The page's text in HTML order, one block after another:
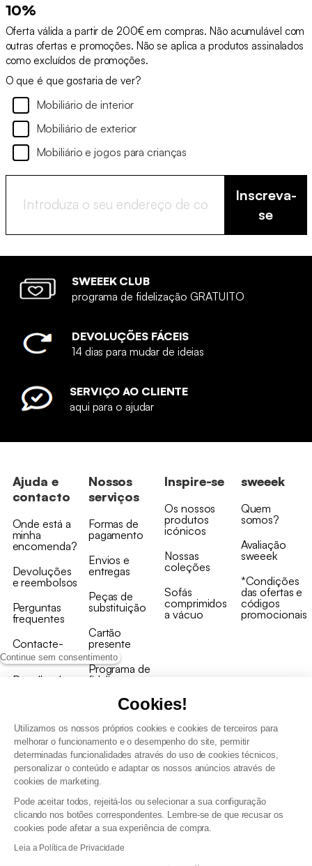
Continue sem consentimento
Cookies!
Utilizamos os nossos próprios cookies e cookies de terceiros para
melhorar o funcionamento e o desempenho do site, permitir
determinadas funcionalidades através do uso de cookies técnicos,
personalizar o conteúdo e adaptar os nossos anúncios através de
cookies de marketing.
Pode aceitar todos, rejeitá-los ou selecionar a sua configuração
clicando nos botões correspondentes. Lembre-se de que recusar os
cookies pode afetar a sua experiência de compra.
Leia a Política de Privacidade
10%
Oferta válida a partir de 200€ em compras. Não acumulável com
outras ofertas e promoções. Não se aplica a produtos assinalados
como excluídos de promoções.
O que é que gostaria de ver?
Mobiliário de interior
Mobiliário de exterior
Mobiliário e jogos para crianças
Inscreva-
se
SWEEEK CLUB
programa de fidelização GRATUITO
DEVOLUÇÕES FÁCEIS
14 dias para mudar de ideias
SERVIÇO AO CLIENTE
aqui para o ajudar
Ajuda e
contacto
Onde está a
minha
encomenda?
Devoluções
e reembolsos
Perguntas
frequentes
Contacte-
nos
Recolha de
Nossos
serviços
Formas de
pagamento
Envios e
entregas
Peças de
substituição
Cartão
presente
Programa de
fidelizaçao
Inspire-se
Os nossos
produtos
icónicos
Nossas
coleções
Sofás
comprimidos
a vácuo
sweeek
Quem
somos?
Avaliação
sweeek
*Condições
das ofertas e
códigos
promocionais
Termos e Condições Gerais de Venda e Aviso Legal
Gestão de dados pessoais e política de cookies
Termos e condições gerais de venda pro
Declaração de Acessibilidade